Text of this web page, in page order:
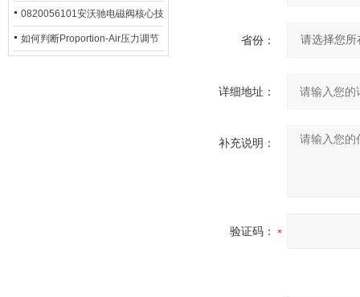
大问题解决措施
0820056101安沃驰电磁阀核心技
术参数
如何判断Proportion-Air压力调节 省份：
详细地址：
补充说明：
验证码：